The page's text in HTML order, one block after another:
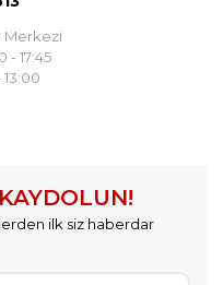
Merkezi
- 17:45
13:00
KAYDOLUN!
ilk siz haberdar